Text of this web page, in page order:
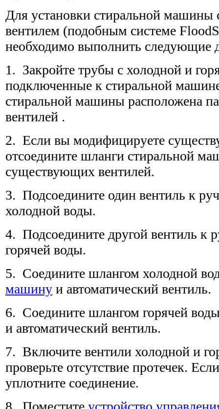
Для установки стиральной машины
вентилем (подобным системе
необходимо выполнить следующие
1. Закройте трубы с холодной и
подключенные к стиральной
стиральной машины расположена
вентилей .
2. Если вы модифицируете
отсоедините шланги стираль­ной
существующих вентилей.
3. Подсоедините один вентиль к
холодной воды.
4. Подсоедините другой вентиль к
горячей воды.
5. Соедините шлангом холодной
машину и автоматический вентиль.
6. Соедините шлангом горячей
и автоматический вентиль.
7. Включите вентили холодной и
проверьте отсутствие протечек.
уплотните соединение.